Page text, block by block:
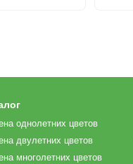
однолетних цветов
двулетних цветов
многолетних цветов